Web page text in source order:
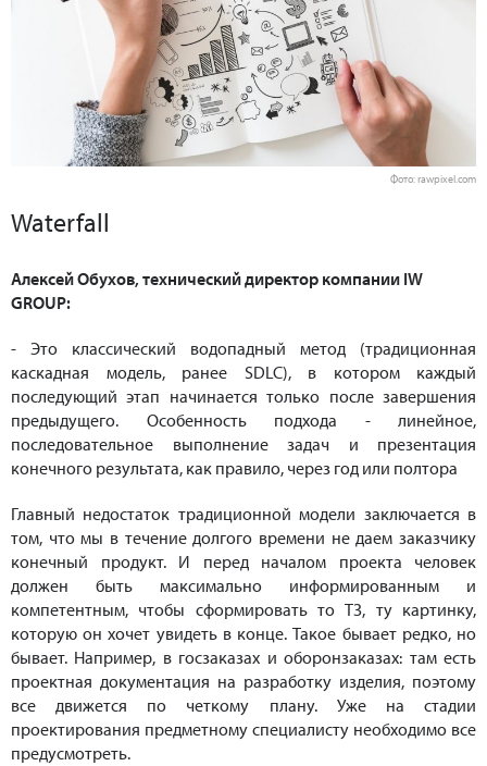
Фото: rawpixel.com
Waterfall
Алексей Обухов, технический директор компании IW
GROUP:
- Это классический водопадный метод (традиционная
каскадная модель, ранее SDLC), в котором каждый
последующий этап начинается только после завершения
предыдущего. Особенность подхода - линейное,
последовательное выполнение задач и презентация
конечного результата, как правило, через год или полтора
Главный недостаток традиционной модели заключается в
том, что мы в течение долгого времени не даем заказчику
конечный продукт. И перед началом проекта человек
должен быть максимально информированным и
компетентным, чтобы сформировать то ТЗ, ту картинку,
которую он хочет увидеть в конце. Такое бывает редко, но
бывает. Например, в госзаказах и оборонзаказах: там есть
проектная документация на разработку изделия, поэтому
все движется по четкому плану. Уже на стадии
проектирования предметному специалисту необходимо все
предусмотреть.